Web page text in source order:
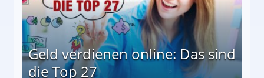
Geld verdienen online: Das sind
die Top 27